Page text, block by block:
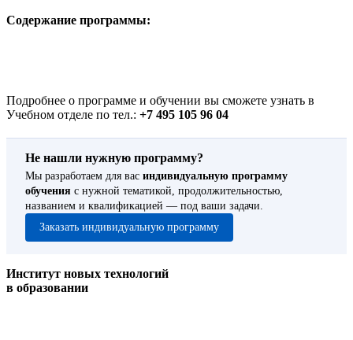
Содержание программы:
Подробнее о программе и обучении вы сможете узнать в
Учебном отделе по тел.: +7 495 105 96 04
Не нашли нужную программу?
Мы разработаем для вас индивидуальную программу
обучения с нужной тематикой, продолжительностью,
названием и квалификацией — под ваши задачи.
Заказать индивидуальную программу
Институт новых технологий
в образовании